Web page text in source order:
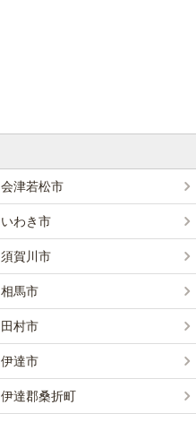
会津若松市
いわき市
須賀川市
相馬市
田村市
伊達市
伊達郡桑折町